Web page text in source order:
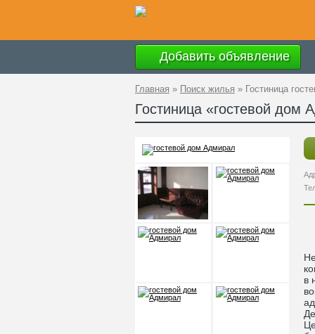
Добавить объявление
Главная » Поиск жилья » Гостиница
Гостиница «гостевой дом
в